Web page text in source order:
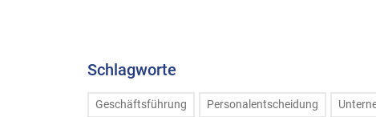
Schlagworte
Geschäftsführung Personalentscheidung